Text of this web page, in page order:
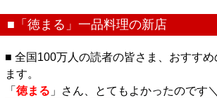
■「徳まる」一品料理の新店
■ 全国100万人の読者の皆さま、おすす
ます。
「 徳まる 」さん、とてもよかったのです